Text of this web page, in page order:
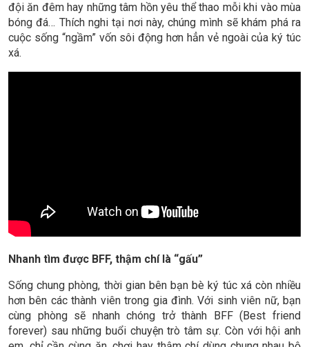
đội ăn đêm hay những tâm hồn yêu thể thao mỗi khi vào mùa
bóng đá… Thích nghi tại nơi này, chúng mình sẽ khám phá ra
cuộc sống “ngầm” vốn sôi động hơn hẳn vẻ ngoài của ký túc
xá.
Nhanh tìm được BFF, thậm chí là “gấu”
Sống chung phòng, thời gian bên bạn bè ký túc xá còn nhiều
hơn bên các thành viên trong gia đình. Với sinh viên nữ, bạn
cùng phòng sẽ nhanh chóng trở thành BFF (Best friend
forever) sau những buổi chuyện trò tâm sự. Còn với hội anh